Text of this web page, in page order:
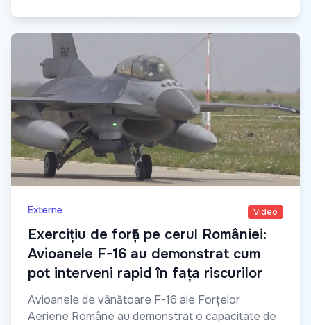
Externe Video
Exercițiu de forță pe cerul României:
Avioanele F-16 au demonstrat cum
pot interveni rapid în fața riscurilor
Avioanele de vânătoare F-16 ale Forțelor
Aeriene Române au demonstrat o capacitate de